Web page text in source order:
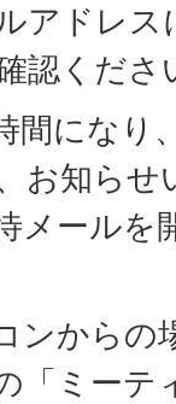
アドレ
認くださ
間になり
お知らせ
メールを
ンからの
「ミーテ